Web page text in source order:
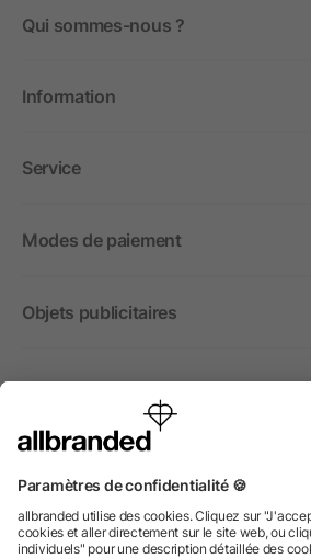
Qui sommes-nous ?
Information
Service
Modes de paiement
Objets publicitaires
International